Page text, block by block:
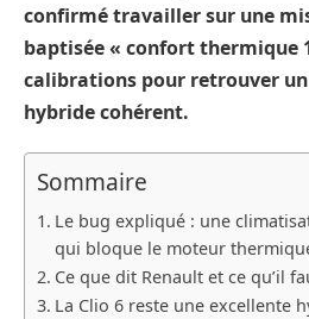
confirmé travailler sur une
baptisée « confort thermique
calibrations pour retrouver
hybride cohérent.
Sommaire
Le bug expliqué : une
qui bloque le moteur
Ce que dit Renault et ce qu’il
La Clio 6 reste une excellente